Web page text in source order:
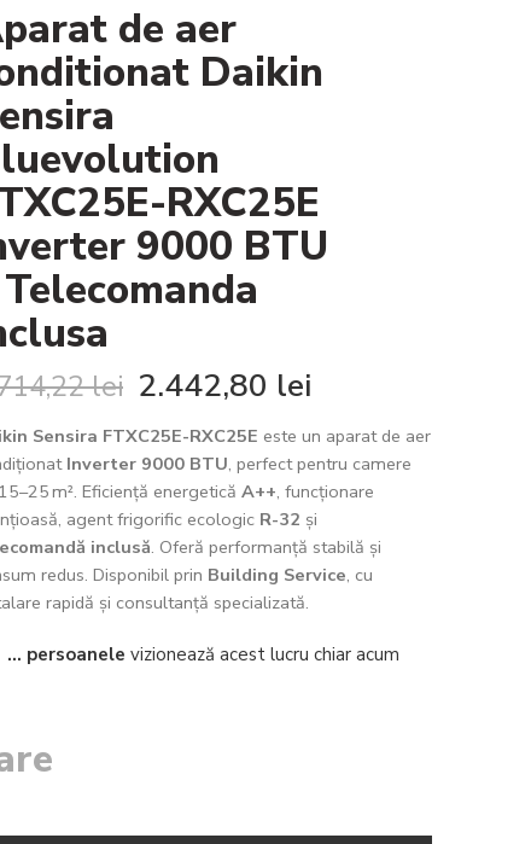
de aer
Daikin
RXC25E
9000 BTU
lei 2.442,80 lei
Sensira FTXC25E-RXC25E este un aparat de aer
Inverter 9000 BTU, perfect pentru camere
m². Eficiență energetică A++, funcționare
agent frigorific ecologic R-32 și
inclusă. Oferă performanță stabilă și
redus. Disponibil prin Building Service, cu
rapidă și consultanță specializată.
... persoanele vizionează acest lucru chiar acum